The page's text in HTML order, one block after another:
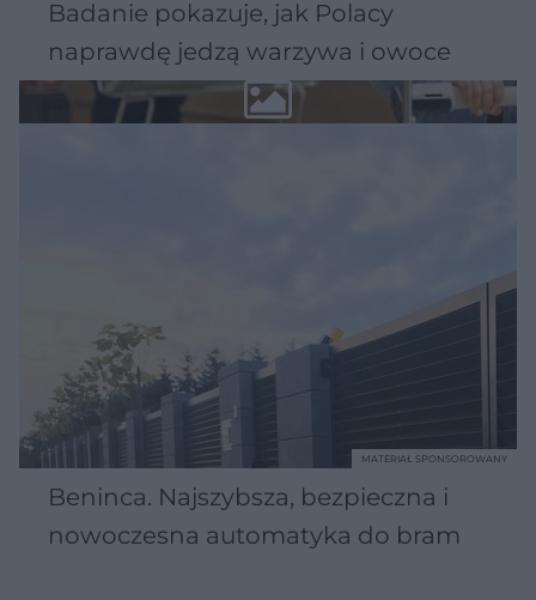
Badanie pokazuje, jak Polacy
naprawdę jedzą warzywa i owoce
Beninca. Najszybsza, bezpieczna i
nowoczesna automatyka do bram
MATERIAŁ SPONSOROWANY